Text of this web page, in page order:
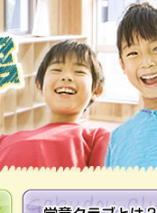
学童クラブとは？